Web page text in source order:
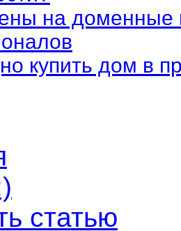
на доменные
купить дом в
статью